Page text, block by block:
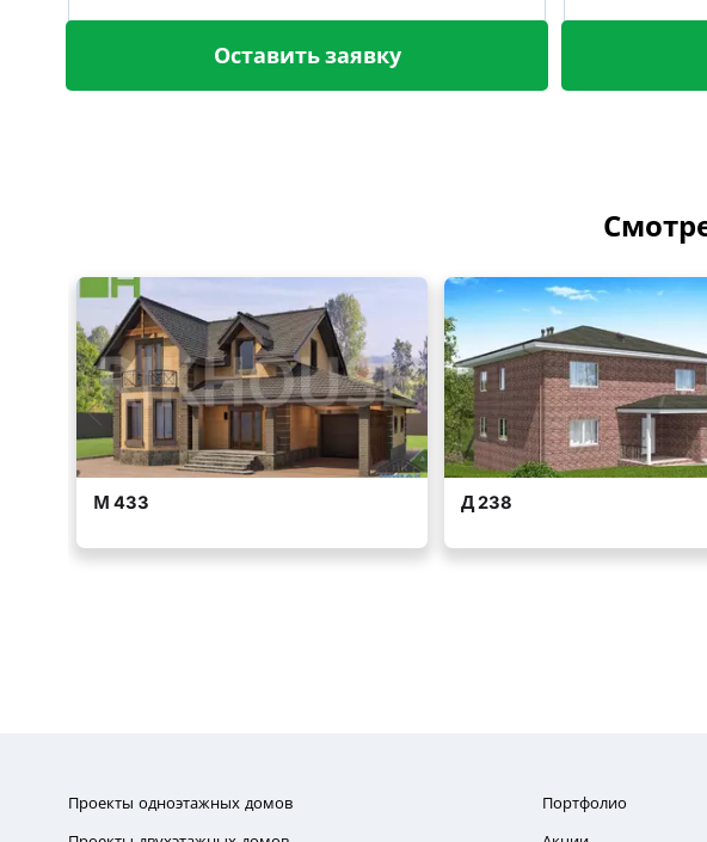
Оставить заявку
Проекты одноэтажных домов
Портфолио